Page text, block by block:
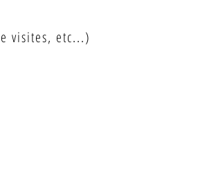
visites, etc...)